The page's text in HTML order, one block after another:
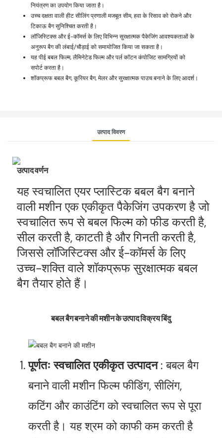
नियंत्रण का उपयोग किया जाता है।
उच्च दक्षता वाली हीट सीलिंग प्रणाली मजबूत सीम, हवा के रिसाव को रोकने और
टिकाऊ बैग सुनिश्चित करती है।
लॉजिस्टिक्स और ई-कॉमर्स के लिए विभिन्न सुरक्षात्मक पैकेजिंग आवश्यकताओं के
अनुरूप बैग की लंबाई/चौड़ाई को समायोजित किया जा सकता है।
यह पीई बबल फिल्म, लैमिनेटेड फिल्म और पर्ल कॉटन कंपोजिट सामग्रियों को
सपोर्ट करता है।
शॉकप्रूफ बबल बैग, कूरियर बैग, मेलर और सुरक्षात्मक पाउच बनाने के लिए आदर्श।
उत्पाद विवरण
उत्पाद वर्णन
यह स्वचालित एयर प्लास्टिक बबल बैग बनाने
वाली मशीन एक एकीकृत पैकेजिंग उपकरण है जो
स्वचालित रूप से बबल फिल्म को फीड करती है,
सील करती है, काटती है और गिनती करती है,
जिससे लॉजिस्टिक्स और ई-कॉमर्स के लिए
उच्च-शक्ति वाले शॉकप्रूफ सुरक्षात्मक बबल
बैग तैयार होते हैं।
बबल बैग बनाने की मशीन के उत्पाद विक्रय बिंदु
पूर्णतः स्वचालित एकीकृत उत्पादन: बबल बैग
बनाने वाली मशीन फिल्म फीडिंग, सीलिंग,
कटिंग और काउंटिंग को स्वचालित रूप से पूरा
करती है। यह श्रम को काफी कम करती है